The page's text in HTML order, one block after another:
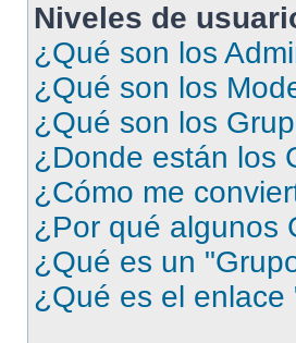
Niveles de
¿Qué son los
¿Qué son los
¿Qué son los
¿Donde están los
¿Cómo me
¿Por qué algunos
¿Qué es un
¿Qué es el enlace